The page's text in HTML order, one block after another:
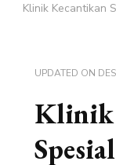
Klinik Kecantikan
UPDATED ON
Klinik